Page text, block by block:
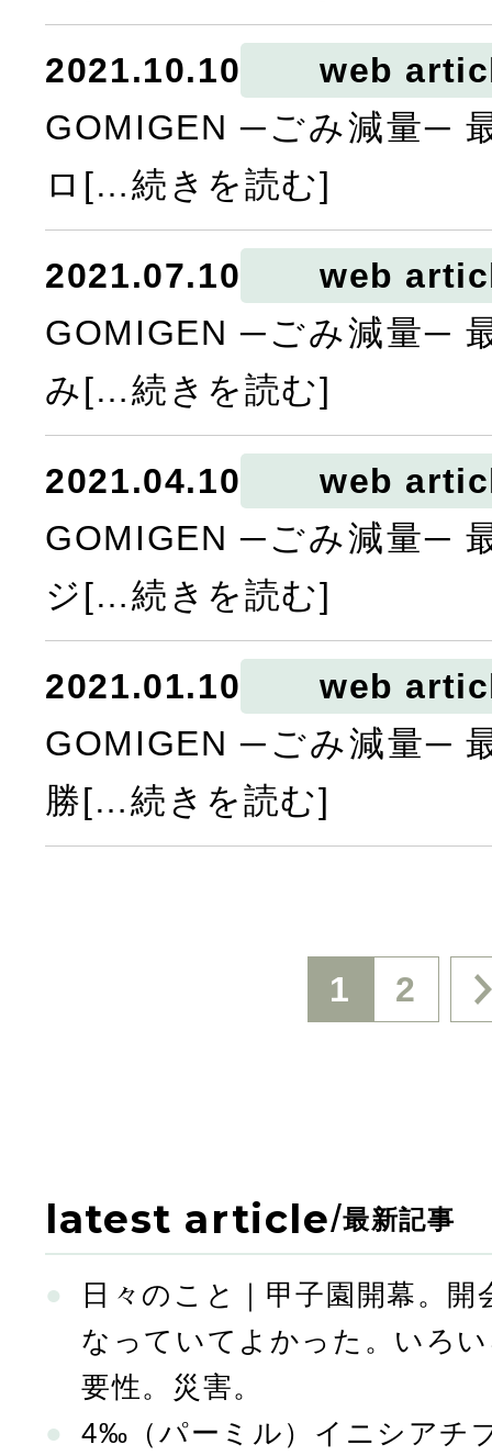
2021.10.10
web
GOMIGEN ─ごみ減量
ロ[…続きを読む]
2021.07.10
web
GOMIGEN ─ごみ減量
み[…続きを読む]
2021.04.10
web
GOMIGEN ─ごみ減量
ジ[…続きを読む]
2021.01.10
web
GOMIGEN ─ごみ減量
勝[…続きを読む]
投
ペ
ー
ジ
1 2
latest article/最新記事
日々のこと｜甲子園開幕。
なっていてよかった。いろ
要性。災害。
4‰（パーミル）イニシアチ